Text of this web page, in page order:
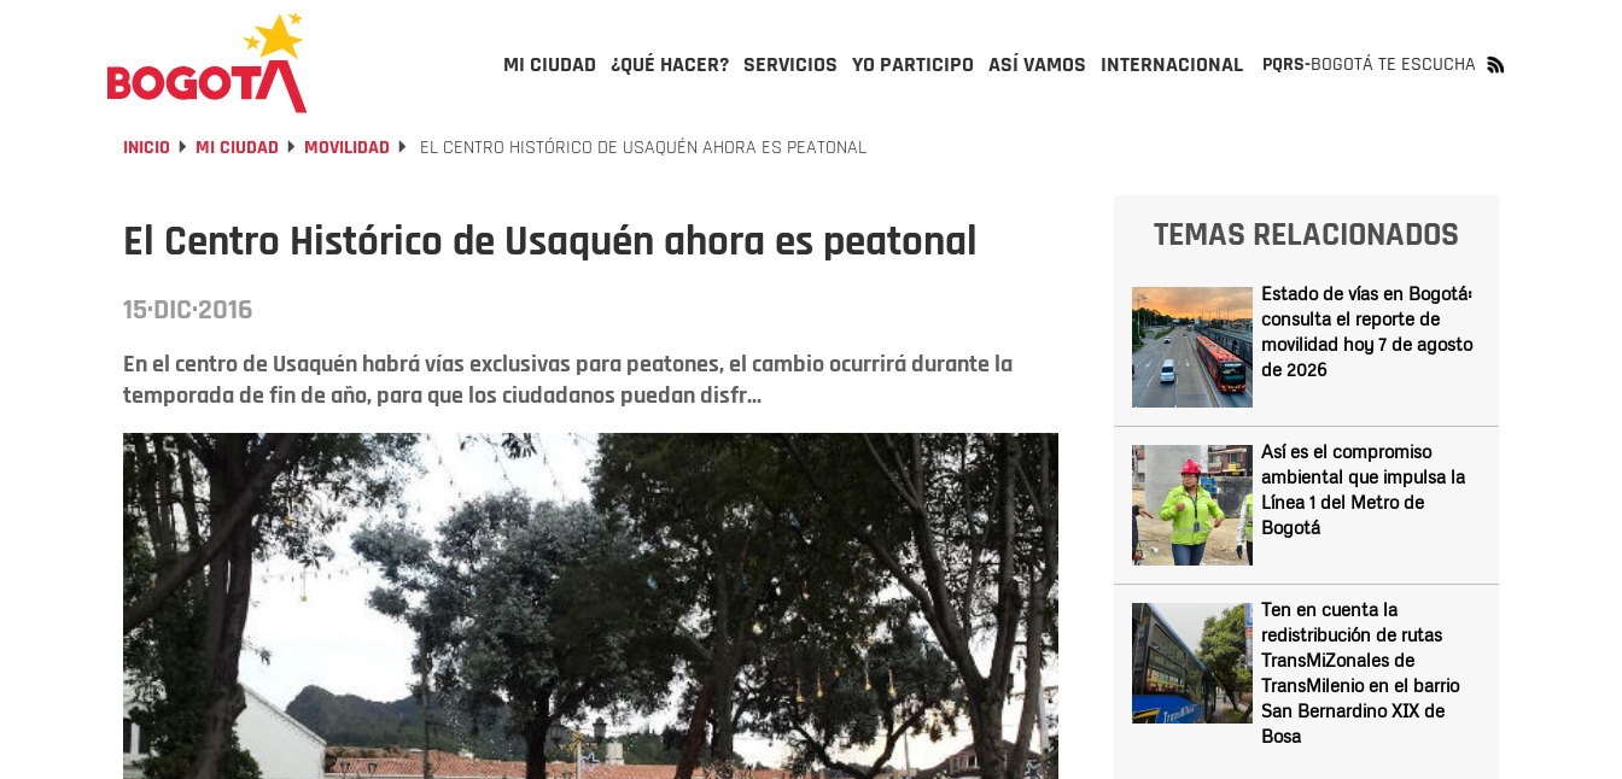
MI CIUDAD ¿QUÉ HACER? SERVICIOS YO PARTICIPO ASÍ VAMOS INTERNACIONAL PQRS-BOGOTÁ TE ESCUCHA
INICIO MI CIUDAD MOVILIDAD EL CENTRO HISTÓRICO DE USAQUÉN AHORA ES PEATONAL
El Centro Histórico de Usaquén ahora es peatonal
15·DIC·2016
En el centro de Usaquén habrá vías exclusivas para peatones, el cambio ocurrirá durante la
temporada de fin de año, para que los ciudadanos puedan disfr...
TEMAS RELACIONADOS
Estado de vías en Bogotá:
consulta el reporte de
movilidad hoy 7 de agosto
de 2026
Así es el compromiso
ambiental que impulsa la
Línea 1 del Metro de
Bogotá
Ten en cuenta la
redistribución de rutas
TransMiZonales de
TransMilenio en el barrio
San Bernardino XIX de
Bosa